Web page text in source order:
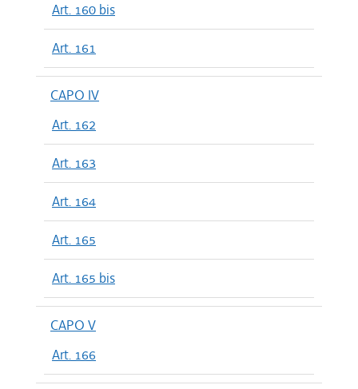
Art. 160 bis
Art. 161
CAPO IV
Art. 162
Art. 163
Art. 164
Art. 165
Art. 165 bis
CAPO V
Art. 166